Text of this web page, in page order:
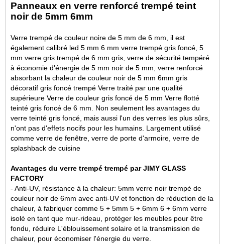
Panneaux en verre renforcé trempé teint
noir de 5mm 6mm
Verre trempé de couleur noire de 5 mm de 6 mm, il est
également calibré led 5 mm 6 mm verre trempé gris foncé, 5
mm verre gris trempé de 6 mm gris, verre de sécurité tempéré
à économie d'énergie de 5 mm noir de 5 mm, verre renforcé
absorbant la chaleur de couleur noir de 5 mm 6mm gris
décoratif gris foncé trempé Verre traité par une qualité
supérieure Verre de couleur gris foncé de 5 mm Verre flotté
teinté gris foncé de 6 mm. Non seulement les avantages du
verre teinté gris foncé, mais aussi l'un des verres les plus sûrs,
n'ont pas d'effets nocifs pour les humains. Largement utilisé
comme verre de fenêtre, verre de porte d'armoire, verre de
splashback de cuisine
Avantages du verre trempé trempé par JIMY GLASS
FACTORY
- Anti-UV, résistance à la chaleur: 5mm verre noir trempé de
couleur noir de 6mm avec anti-UV et fonction de réduction de la
chaleur, à fabriquer comme 5 + 5mm 5 + 6mm 6 + 6mm verre
isolé en tant que mur-rideau, protéger les meubles pour être
fondu, réduire L'éblouissement solaire et la transmission de
chaleur, pour économiser l'énergie du verre.